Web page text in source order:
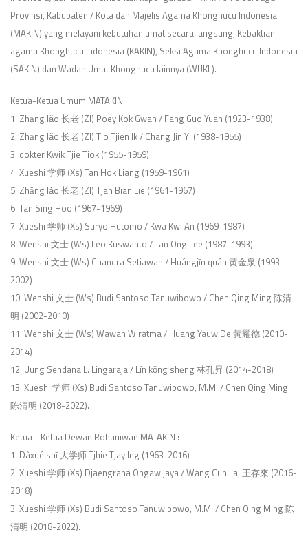
Provinsi, Kabupaten / Kota dan Majelis Agama Khonghucu Indonesia
(MAKIN) yang melayani kebutuhan umat secara langsung, Kebaktian
agama Khonghucu Indonesia (KAKIN), Seksi Agama Khonghucu Indonesia
(SAKIN) dan Wadah Umat Khonghucu lainnya (WUKL).
Ketua-Ketua Umum MATAKIN :
1. Zhāng lǎo 长老 (Zl) Poey Kok Gwan / Fang Guo Yuan (1923-1938)
2. Zhāng lǎo 长老 (Zl) Tio Tjien Ik / Chang Jin Yi (1938-1955)
3. dokter Kwik Tjie Tiok (1955-1959)
4. Xueshi 学师 (Xs) Tan Hok Liang (1959-1961)
5. Zhāng lǎo 长老 (Zl) Tjan Bian Lie (1961-1967)
6. Tan Sing Hoo (1967-1969)
7. Xueshi 学师 (Xs) Suryo Hutomo / Kwa Kwi An (1969-1987)
8. Wenshi 文士 (Ws) Leo Kuswanto / Tan Ong Lee (1987-1993)
9. Wenshi 文士 (Ws) Chandra Setiawan / Huángjīn quán 黄金泉 (1993-
2002)
10. Wenshi 文士 (Ws) Budi Santoso Tanuwibowo / Chen Qing Ming 陈清
明 (2002-2010)
11. Wenshi 文士 (Ws) Wawan Wiratma / Huang Yauw De 黃耀德 (2010-
2014)
12. Uung Sendana L. Lingaraja / Lín kǒng shēng 林孔昇 (2014-2018)
13. Xueshi 学师 (Xs) Budi Santoso Tanuwibowo, M.M. / Chen Qing Ming
陈清明 (2018-2022).
Ketua - Ketua Dewan Rohaniwan MATAKIN :
1. Dàxué shī 大学师 Tjhie Tjay Ing (1963-2016)
2. Xueshi 学师 (Xs) Djaengrana Ongawijaya / Wang Cun Lai 王存來 (2016-
2018)
3. Xueshi 学师 (Xs) Budi Santoso Tanuwibowo, M.M. / Chen Qing Ming 陈
清明 (2018-2022).